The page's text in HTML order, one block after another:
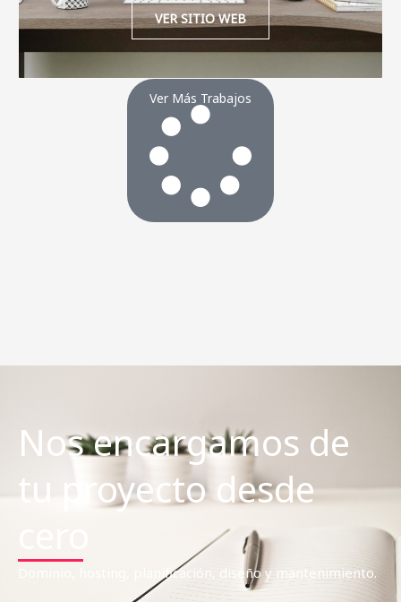
VER SITIO WEB
Ver Más Trabajos
Nos encargamos de
tu proyecto desde
Dominio, hosting, planificación, diseño y mantenimiento.